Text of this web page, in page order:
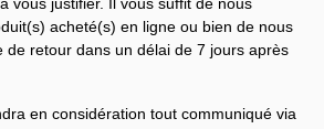
acheté(s) en ligne ou bien de nous
de retour dans un délai de 7 jours après
en considération tout communiqué via